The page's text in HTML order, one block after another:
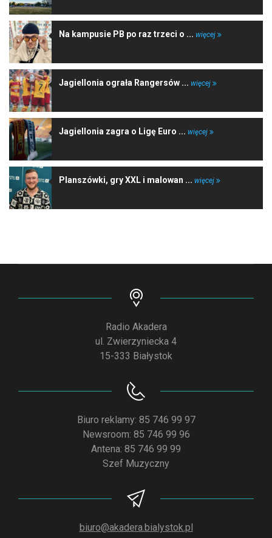
Na kampusie PB po raz trzeci o ... więcej
Jagiellonia ograła Rangersów ... więcej
Jagiellonia zagra o Ligę Euro ... więcej
Planszówki, gry XXL i malowan ... więcej
Radio Akadera
ul. Zwierzyniecka 4
15-333 Białystok
Biuro reklamy: 85 746 99 97
Newsroom: 85 746 99 96
Antena: 85 746 99 99
Szef Muzyczny
biuro@akadera.bialystok.pl